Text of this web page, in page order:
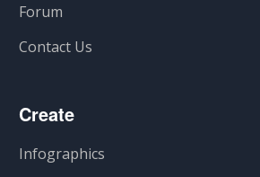
Forum
Contact Us
Create
Infographics